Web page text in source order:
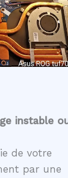
instable
de votre
par une